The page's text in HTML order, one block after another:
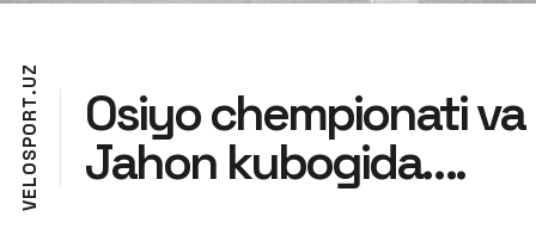
V
E
L
O
S
P
O
R
T
.
U
Z
Osiyo chempionati va
Jahon kubogida….